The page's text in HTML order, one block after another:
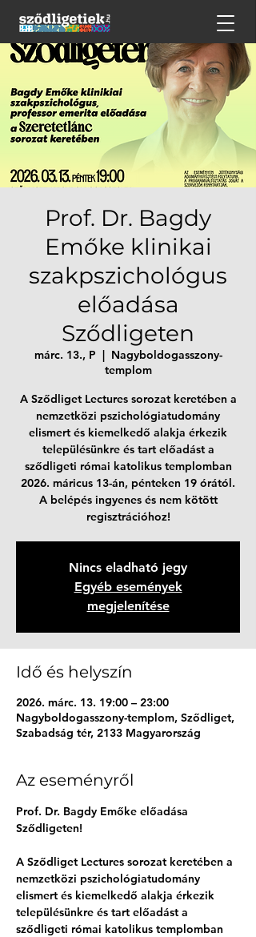
Prof. Dr. Bagdy
Emőke klinikai
szakpszichológus
előadása
Sződligeten
márc. 13., P
  |
Nagyboldogasszony-
templom
A Sződliget Lectures sorozat keretében a
nemzetközi pszichológiatudomány
elismert és kiemelkedő alakja érkezik
településünkre és tart előadást a
sződligeti római katolikus templomban
2026. máricus 13-án, pénteken 19 órától.
A belépés ingyenes és nem kötött
regisztrációhoz!
Nincs eladható jegy
Egyéb események
megjelenítése
Idő és helyszín
2026. márc. 13. 19:00 – 23:00
Nagyboldogasszony-templom, Sződliget,
Szabadság tér, 2133 Magyarország
Az eseményről
Prof. Dr. Bagdy Emőke előadása
Sződligeten!
A Sződliget Lectures sorozat keretében a
nemzetközi pszichológiatudomány
elismert és kiemelkedő alakja érkezik
településünkre és tart előadást a
sződligeti római katolikus templomban